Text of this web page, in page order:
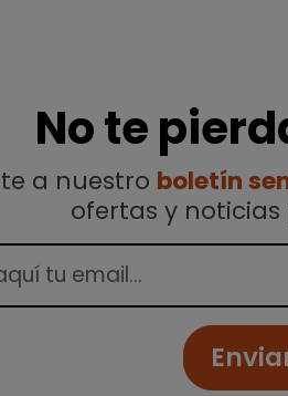
No te
a nuestro boletín
ofertas y